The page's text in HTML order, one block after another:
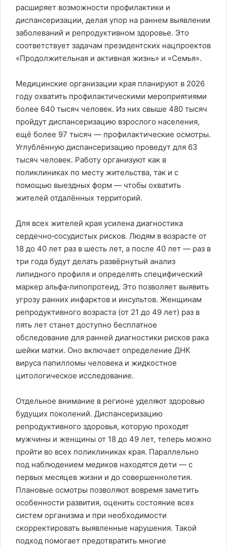
расширяет возможности профилактики и
диспансеризации, делая упор на раннем выявлении
заболеваний и репродуктивном здоровье. Это
соответствует задачам президентских нацпроектов
«Продолжительная и активная жизнь» и «Семья».
Медицинские организации края планируют в 2026
году охватить профилактическими мероприятиями
более 640 тысяч человек. Из них свыше 480 тысяч
пройдут диспансеризацию взрослого населения,
ещё более 97 тысяч — профилактические осмотры.
Углублённую диспансеризацию проведут для 63
тысяч человек. Работу организуют как в
поликлиниках по месту жительства, так и с
помощью выездных форм — чтобы охватить
жителей отдалённых территорий.
Для всех жителей края усилена диагностика
сердечно‑сосудистых рисков. Людям в возрасте от
18 до 40 лет раз в шесть лет, а после 40 лет — раз в
три года будут делать развёрнутый анализ
липидного профиля и определять специфический
маркер альфа‑липопротеид. Это позволяет выявить
угрозу ранних инфарктов и инсультов. Женщинам
репродуктивного возраста (от 21 до 49 лет) раз в
пять лет станет доступно бесплатное
обследование для ранней диагностики рисков рака
шейки матки. Оно включает определение ДНК
вируса папилломы человека и жидкостное
цитологическое исследование.
Отдельное внимание в регионе уделяют здоровью
будущих поколений. Диспансеризацию
репродуктивного здоровья, которую проходят
мужчины и женщины от 18 до 49 лет, теперь можно
пройти во всех поликлиниках края. Параллельно
под наблюдением медиков находятся дети — с
первых месяцев жизни и до совершеннолетия.
Плановые осмотры позволяют вовремя заметить
особенности развития, оценить состояние всех
систем организма и при необходимости
скорректировать выявленные нарушения. Такой
подход помогает предотвратить многие